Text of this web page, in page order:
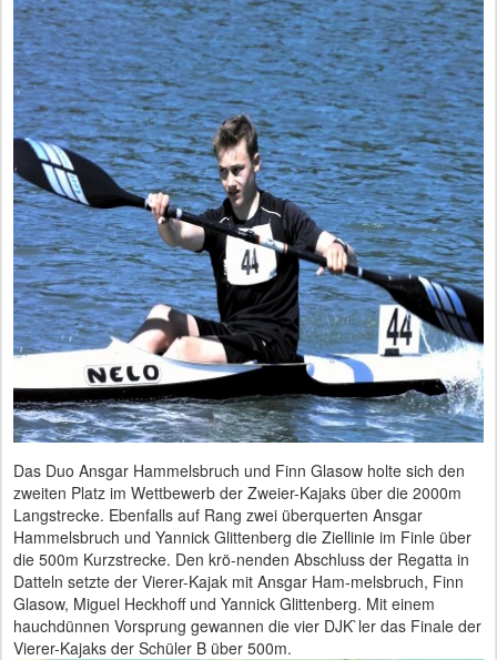
Das Duo Ansgar Hammelsbruch und Finn Glasow holte sich den
zweiten Platz im Wettbewerb der Zweier-Kajaks über die 2000m
Langstrecke. Ebenfalls auf Rang zwei überquerten Ansgar
Hammelsbruch und Yannick Glittenberg die Ziellinie im Finle über
die 500m Kurzstrecke. Den krö-nenden Abschluss der Regatta in
Datteln setzte der Vierer-Kajak mit Ansgar Ham-melsbruch, Finn
Glasow, Miguel Heckhoff und Yannick Glittenberg. Mit einem
hauchdünnen Vorsprung gewannen die vier DJK`ler das Finale der
Vierer-Kajaks der Schüler B über 500m.